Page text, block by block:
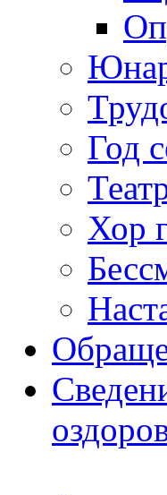
Год
Хор